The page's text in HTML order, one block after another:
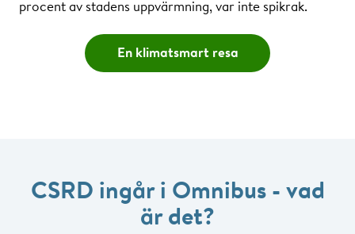
procent av stadens uppvärmning, var inte spikrak.
En klimatsmart resa
CSRD ingår i Omnibus - vad
är det?